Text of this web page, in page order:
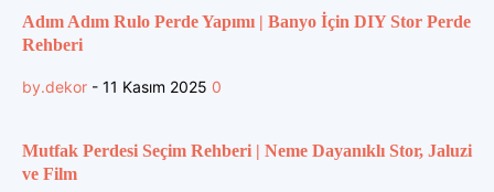
Adım Adım Rulo Perde Yapımı | Banyo İçin DIY Stor Perde
Rehberi
by.dekor - 11 Kasım 2025 0
Mutfak Perdesi Seçim Rehberi | Neme Dayanıklı Stor, Jaluzi
ve Film